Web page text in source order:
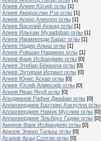
Алиев Алияр Юсиф оглы [1]
Алиев Амираслан Рза оглы [1]
Алиев Аскер Алекпер оглы [1]
Алиев Василий Ахмад оглы [1]
Алиев Ильхам Музаффар оглы [1]
Алиев Имамверди Барат оглы [1]
Алиев Надир Алыш оглы [1]
Алиев Ровшан Нариман оглы [1]
Алиев Фаик Исфандияр оглы [0]
Алиев Этибар Бёюкача оглы [0]
Алиев Эхтирам Исраил оглы [0]
Алиев Юнис Аскар оглы [0]
Алиев Юсиф Алиюсиф оглы [0]
Алиев Явар Якуб оглы [0]
Алыджанов Рафик Джафар оглы [0]
Аллахвердиев Бахтияр Азизулла оглы
Аллахвердиев Намик Муслим оглы [0]
Аллахвердиев Эльбрус Гаджи оглы [0]
Амиров Фаик Исфандияр оглы [0]
Аразов Энвер Талыш оглы [0]
Асадов Асад Солтан оглы [0]